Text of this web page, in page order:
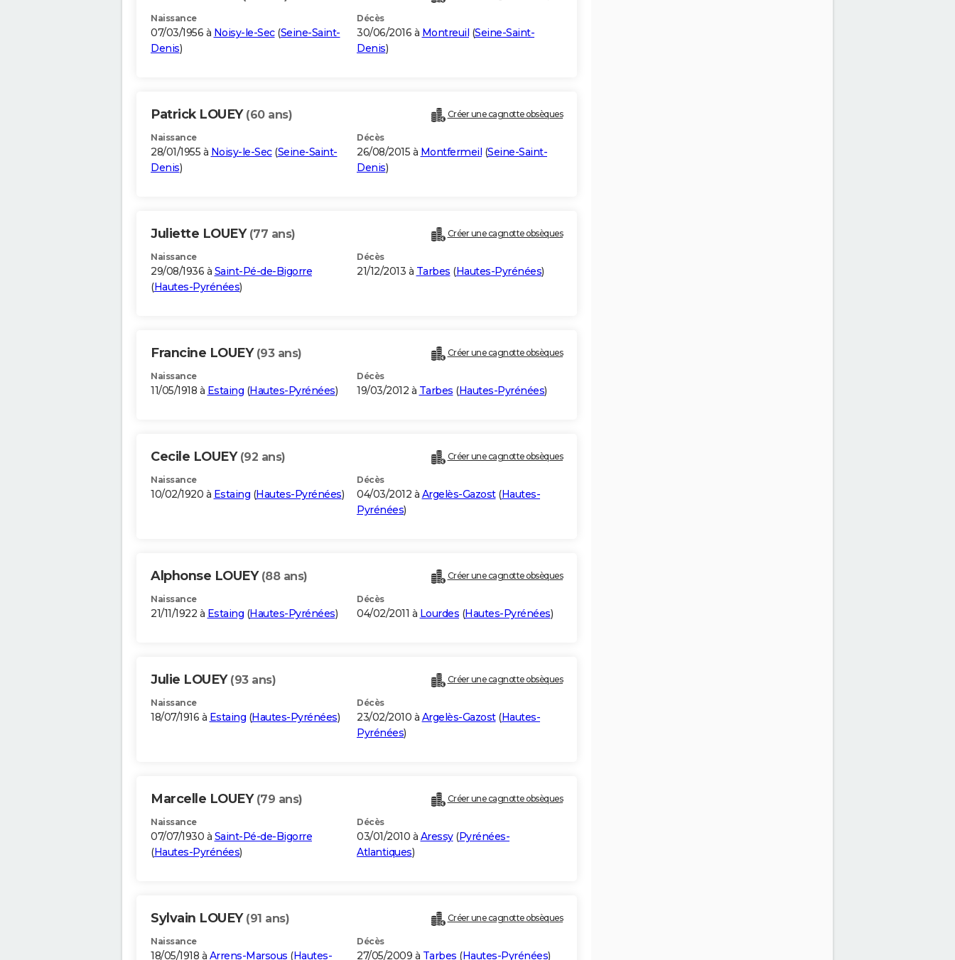
Naissance
07/03/1956 à Noisy-le-Sec(Seine-Saint-
Denis)
Décès
30/06/2016 à Montreuil (Seine-Saint-
Denis)
Patrick LOUEY (60 ans) Créer une cagnotte obsèques
Naissance
28/01/1955 à Noisy-le-Sec(Seine-Saint-
Denis)
Décès
26/08/2015 à Montfermeil (Seine-Saint-
Denis)
Juliette LOUEY (77 ans) Créer une cagnotte obsèques
Naissance
29/08/1936 à Saint-Pé-de-Bigorre
(Hautes-Pyrénées)
Décès
21/12/2013 à Tarbes (Hautes-Pyrénées)
Francine LOUEY (93 ans) Créer une cagnotte obsèques
Naissance
11/05/1918 à Estaing (Hautes-Pyrénées)
Décès
19/03/2012 à Tarbes (Hautes-Pyrénées)
Cecile LOUEY (92 ans) Créer une cagnotte obsèques
Naissance
10/02/1920 à Estaing (Hautes-Pyrénées)
Décès
04/03/2012 à Argelès-Gazost(Hautes-
Pyrénées)
Alphonse LOUEY (88 ans) Créer une cagnotte obsèques
Naissance
21/11/1922 à Estaing (Hautes-Pyrénées)
Décès
04/02/2011 à Lourdes (Hautes-Pyrénées)
Julie LOUEY (93 ans) Créer une cagnotte obsèques
Naissance
18/07/1916 à Estaing (Hautes-Pyrénées)
Décès
23/02/2010 à Argelès-Gazost(Hautes-
Pyrénées)
Marcelle LOUEY (79 ans) Créer une cagnotte obsèques
Naissance
07/07/1930 à Saint-Pé-de-Bigorre
(Hautes-Pyrénées)
Décès
03/01/2010 à Aressy(Pyrénées-
Atlantiques)
Sylvain LOUEY (91 ans) Créer une cagnotte obsèques
Naissance
18/05/1918 à Arrens-Marsous (Hautes-
Décès
27/05/2009 à Tarbes (Hautes-Pyrénées)